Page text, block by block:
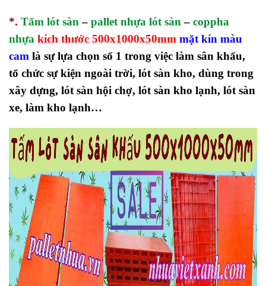
*. Tấm lót sàn – pallet nhựa lót sàn – coppha
nhựa kích thước 500x1000x50mm mặt kín màu
cam là sự lựa chọn số 1 trong việc làm sân khấu,
tổ chức sự kiện ngoài trời, lót sàn kho, dùng trong
xây dựng, lót sàn hội chợ, lót sàn kho lạnh, lót sàn
xe, làm kho lạnh…